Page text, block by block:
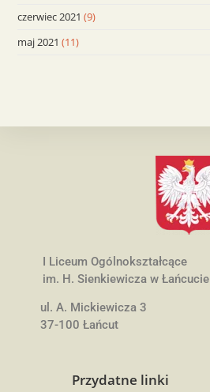
czerwiec 2021 (9)
maj 2021 (11)
I Liceum Ogólnokształcące
im. H. Sienkiewicza w Łańcucie
ul. A. Mickiewicza 3
37-100 Łańcut
Przydatne linki